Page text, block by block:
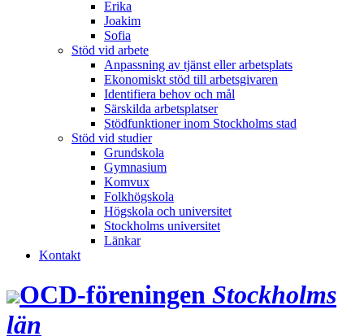
Erika
Joakim
Sofia
Stöd vid arbete
Anpassning av tjänst eller arbetsplats
Ekonomiskt stöd till arbetsgivaren
Identifiera behov och mål
Särskilda arbetsplatser
Stödfunktioner inom Stockholms stad
Stöd vid studier
Grundskola
Gymnasium
Komvux
Folkhögskola
Högskola och universitet
Stockholms universitet
Länkar
Kontakt
OCD‑föreningen Stockholms
län